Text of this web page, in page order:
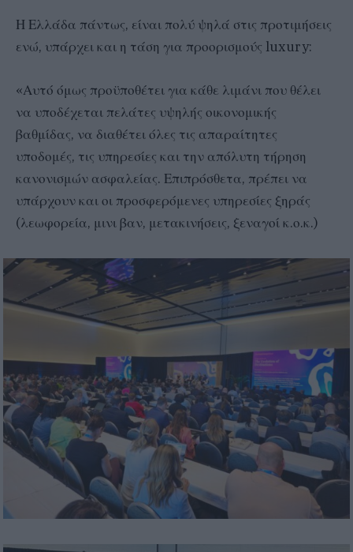
Η Ελλάδα πάντως, είναι πολύ ψηλά στις προτιμήσεις
ενώ, υπάρχει και η τάση για προορισμούς luxury:
«Αυτό όμως προϋποθέτει για κάθε λιμάνι που θέλει
να υποδέχεται πελάτες υψηλής οικονομικής
βαθμίδας, να διαθέτει όλες τις απαραίτητες
υποδομές, τις υπηρεσίες και την απόλυτη τήρηση
κανονισμών ασφαλείας. Επιπρόσθετα, πρέπει να
υπάρχουν και οι προσφερόμενες υπηρεσίες ξηράς
(λεωφορεία, μινι βαν, μετακινήσεις, ξεναγοί κ.ο.κ.)